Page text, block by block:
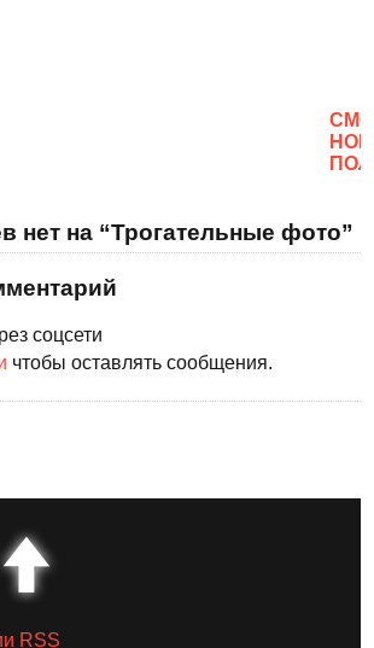
нет на “Трогательные фото”
соцсети
чтобы оставлять сообщения.
RSS